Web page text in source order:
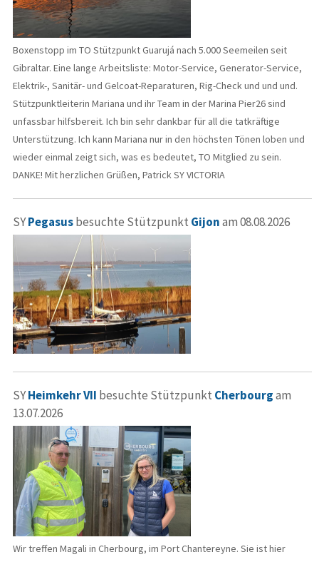
Boxenstopp im TO Stützpunkt Guarujá nach 5.000 Seemeilen seit
Gibraltar. Eine lange Arbeitsliste: Motor-Service, Generator-Service,
Elektrik-, Sanitär- und Gelcoat-Reparaturen, Rig-Check und und und.
Stützpunktleiterin Mariana und ihr Team in der Marina Pier26 sind
unfassbar hilfsbereit. Ich bin sehr dankbar für all die tatkräftige
Unterstützung. Ich kann Mariana nur in den höchsten Tönen loben und
wieder einmal zeigt sich, was es bedeutet, TO Mitglied zu sein.
DANKE! Mit herzlichen Grüßen, Patrick SY VICTORIA
SYPegasusbesuchte Stützpunkt Gijonam 08.08.2026
SYHeimkehr VII besuchte Stützpunkt Cherbourgam
13.07.2026
Wir treffen Magali in Cherbourg, im Port Chantereyne. Sie ist hier